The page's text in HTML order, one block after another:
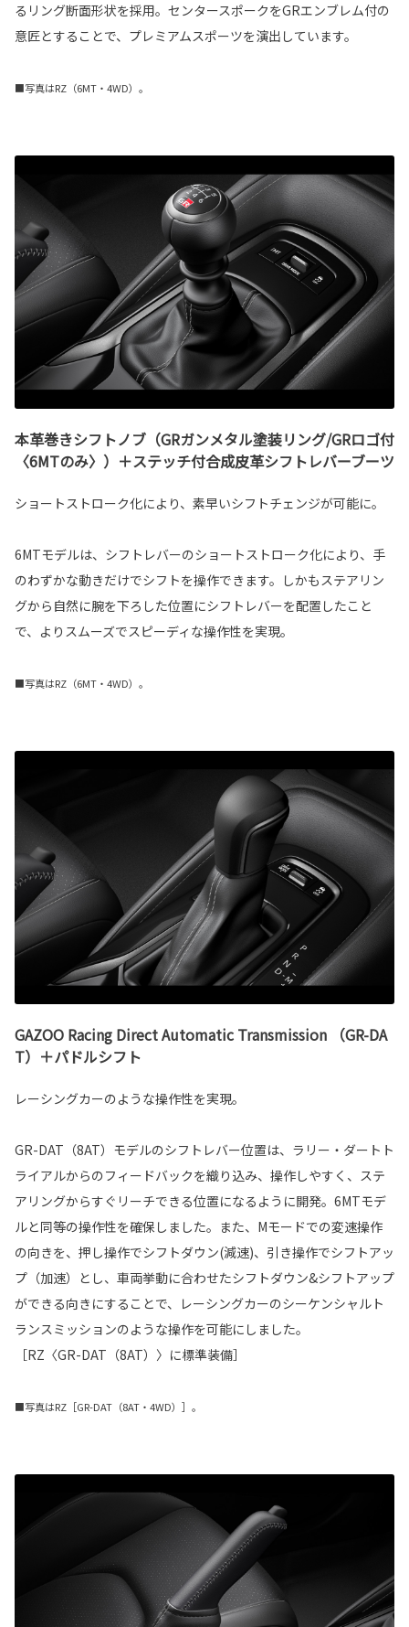
るリング断面形状を採用。センタースポークをGRエンブレム付の
意匠とすることで、プレミアムスポーツを演出しています。
■写真はRZ（6MT・4WD）。
本革巻きシフトノブ（GRガンメタル塗装リング/GRロゴ付
〈6MTのみ〉）＋ステッチ付合成皮革シフトレバーブーツ
ショートストローク化により、素早いシフトチェンジが可能に。
6MTモデルは、シフトレバーのショートストローク化により、手
のわずかな動きだけでシフトを操作できます。しかもステアリン
グから自然に腕を下ろした位置にシフトレバーを配置したこと
で、よりスムーズでスピーディな操作性を実現。
■写真はRZ（6MT・4WD）。
GAZOO Racing Direct Automatic Transmission （GR-DA
T）＋パドルシフト
レーシングカーのような操作性を実現。
GR-DAT（8AT）モデルのシフトレバー位置は、ラリー・ダートト
ライアルからのフィードバックを織り込み、操作しやすく、ステ
アリングからすぐリーチできる位置になるように開発。6MTモデ
ルと同等の操作性を確保しました。また、Mモードでの変速操作
の向きを、押し操作でシフトダウン(減速)、引き操作でシフトアッ
プ（加速）とし、車両挙動に合わせたシフトダウン&シフトアップ
ができる向きにすることで、レーシングカーのシーケンシャルト
ランスミッションのような操作を可能にしました。
［RZ〈GR-DAT（8AT）〉に標準装備］
■写真はRZ［GR-DAT（8AT・4WD）］。